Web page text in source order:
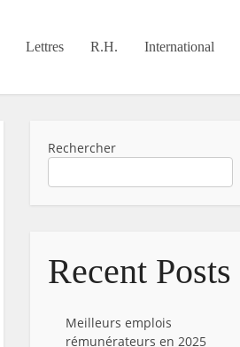
Lettres R.H. International
Rechercher
Recent Posts
Meilleurs emplois
rémunérateurs en 2025